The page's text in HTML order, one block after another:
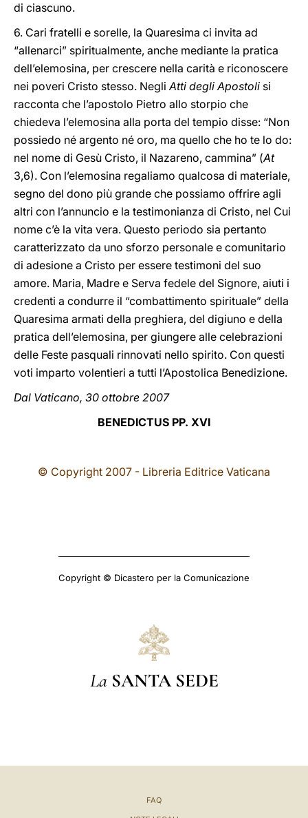
di ciascuno.
6. Cari fratelli e sorelle, la Quaresima ci invita ad
“allenarci” spiritualmente, anche mediante la pratica
dell’elemosina, per crescere nella carità e riconoscere
nei poveri Cristo stesso. NegliAtti degli Apostoli si
racconta che l’apostolo Pietro allo storpio che
chiedeva l’elemosina alla porta del tempio disse: “Non
possiedo né argento né oro, ma quello che ho te lo do:
nel nome di Gesù Cristo, il Nazareno, cammina” (At
3,6). Con l’elemosina regaliamo qualcosa di materiale,
segno del dono più grande che possiamo offrire agli
altri con l’annuncio e la testimonianza di Cristo, nel Cui
nome c’è la vita vera. Questo periodo sia pertanto
caratterizzato da uno sforzo personale e comunitario
di adesione a Cristo per essere testimoni del suo
amore. Maria, Madre e Serva fedele del Signore, aiuti i
credenti a condurre il “combattimento spirituale” della
Quaresima armati della preghiera, del digiuno e della
pratica dell’elemosina, per giungere alle celebrazioni
delle Feste pasquali rinnovati nello spirito. Con questi
voti imparto volentieri a tutti l’Apostolica Benedizione.
Dal Vaticano, 30 ottobre 2007
BENEDICTUS PP. XVI
© Copyright 2007 - Libreria Editrice Vaticana
Copyright © Dicastero per la Comunicazione
La SANTA SEDE
FAQ